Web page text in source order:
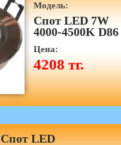
Модель:
Спот LED 7W
4000-4500K D86
Цена:
4208 тг.
Спот LED